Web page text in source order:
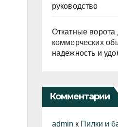
руководство
Откатные ворота
коммерческих
надежность и
Комментарии
admin к Пилки и